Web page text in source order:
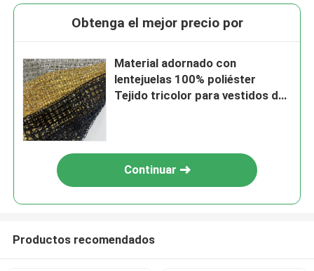
Obtenga el mejor precio por
Material adornado con
lentejuelas 100% poliéster
Tejido tricolor para vestidos de
Continuar
Productos recomendados